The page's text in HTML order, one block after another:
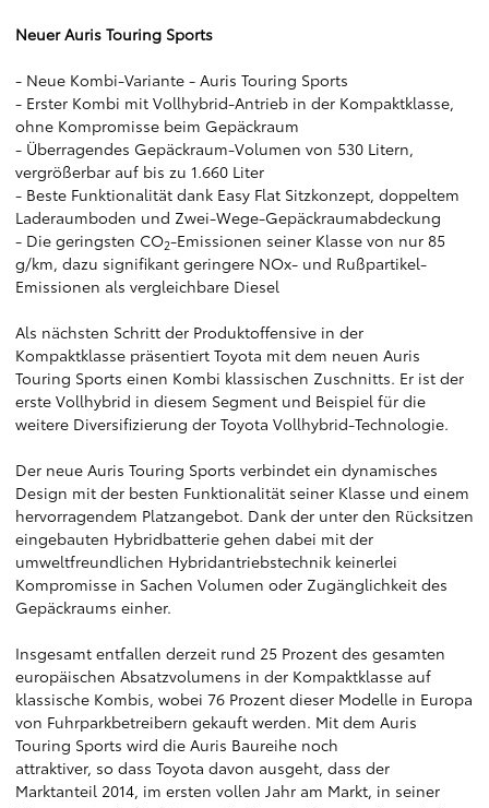
Neuer Auris Touring Sports
- Neue Kombi-Variante - Auris Touring Sports
- Erster Kombi mit Vollhybrid-Antrieb in der Kompaktklasse,
ohne Kompromisse beim Gepäckraum
- Überragendes Gepäckraum-Volumen von 530 Litern,
vergrößerbar auf bis zu 1.660 Liter
- Beste Funktionalität dank Easy Flat Sitzkonzept, doppeltem
Laderaumboden und Zwei-Wege-Gepäckraumabdeckung
- Die geringsten CO2-Emissionen seiner Klasse von nur 85
g/km, dazu signifikant geringere NOx- und Rußpartikel-
Emissionen als vergleichbare Diesel
Als nächsten Schritt der Produktoffensive in der
Kompaktklasse präsentiert Toyota mit dem neuen Auris
Touring Sports einen Kombi klassischen Zuschnitts. Er ist der
erste Vollhybrid in diesem Segment und Beispiel für die
weitere Diversifizierung der Toyota Vollhybrid-Technologie.
Der neue Auris Touring Sports verbindet ein dynamisches
Design mit der besten Funktionalität seiner Klasse und einem
hervorragendem Platzangebot. Dank der unter den Rücksitzen
eingebauten Hybridbatterie gehen dabei mit der
umweltfreundlichen Hybridantriebstechnik keinerlei
Kompromisse in Sachen Volumen oder Zugänglichkeit des
Gepäckraums einher.
Insgesamt entfallen derzeit rund 25 Prozent des gesamten
europäischen Absatzvolumens in der Kompaktklasse auf
klassische Kombis, wobei 76 Prozent dieser Modelle in Europa
von Fuhrparkbetreibern gekauft werden. Mit dem Auris
Touring Sports wird die Auris Baureihe noch
attraktiver, so dass Toyota davon ausgeht, dass der
Marktanteil 2014, im ersten vollen Jahr am Markt, in seiner